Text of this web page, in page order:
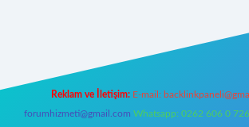
Reklam ve İletişim: E-mail:
forumhizmeti@gmail.com Whatsapp: 0262 606 0 726